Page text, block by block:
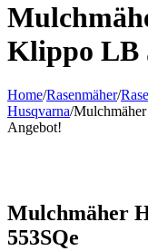
Klippo LB
Home/Rasenmäher/
Husqvarna/
Angebot!
Mulchmäher
553SQe